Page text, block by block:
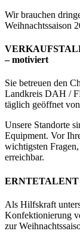
Wir brauchen
Weihnachtssaison
– motiviert
Sie betreuen den
Landkreis DAH /
täglich geöffnet
Unsere Standorte
Equipment. Vor
wichtigsten
erreichbar.
ERNTETALENT
Als Hilfskraft
Konfektionierung
zur